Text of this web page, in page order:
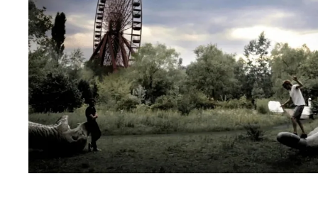
ist Design?
The Fabric of My
Life
Digital and Technical
Futures
Digital and
Technical Futures
2019 Künstliche
Intelligenz
Mehr nachhaltige
algorithmische